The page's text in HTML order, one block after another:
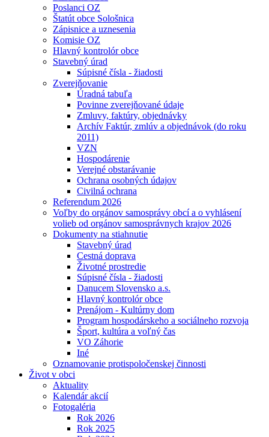
Poslanci OZ
Štatút obce Sološnica
Zápisnice a uznesenia
Komisie OZ
Hlavný kontrolór obce
Stavebný úrad
Súpisné čísla - žiadosti
Zverejňovanie
Úradná tabuľa
Povinne zverejňované údaje
Zmluvy, faktúry, objednávky
Archív Faktúr, zmlúv a objednávok (do roku
2011)
VZN
Hospodárenie
Verejné obstarávanie
Ochrana osobných údajov
Civilná ochrana
Referendum 2026
Voľby do orgánov samosprávy obcí a o vyhlásení
volieb od orgánov samosprávnych krajov 2026
Dokumenty na stiahnutie
Stavebný úrad
Cestná doprava
Životné prostredie
Súpisné čísla - žiadosti
Danucem Slovensko a.s.
Hlavný kontrolór obce
Prenájom - Kultúrny dom
Program hospodárskeho a sociálneho rozvoja
Šport, kultúra a voľný čas
VO Záhorie
Iné
Oznamovanie protispoločenskej činnosti
Život v obci
Aktuality
Kalendár akcií
Fotogaléria
Rok 2026
Rok 2025